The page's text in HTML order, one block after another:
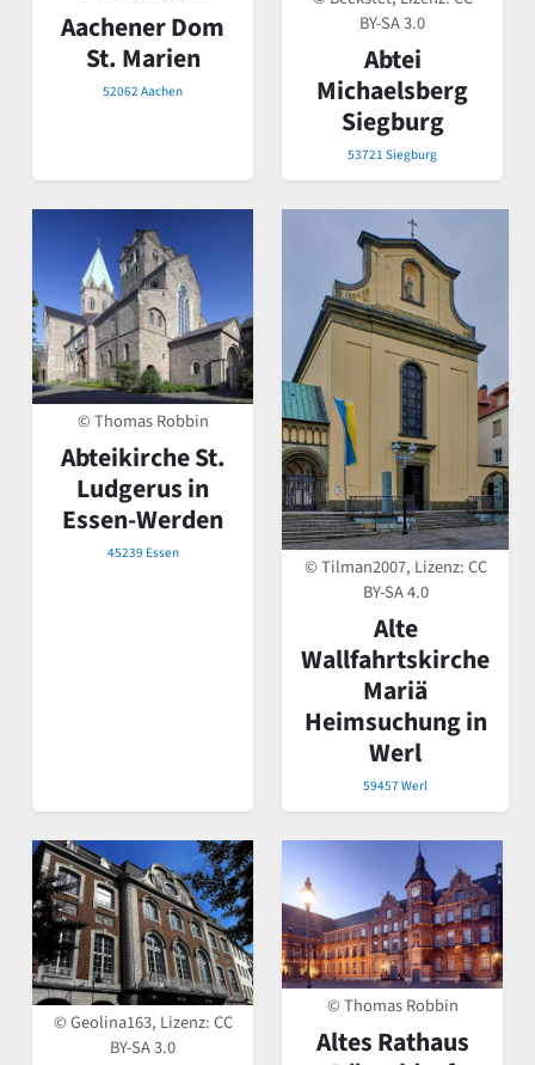
Aachener Dom
St. Marien
52062 Aachen
BY-SA 3.0
Abtei
Michaelsberg
Siegburg
53721 Siegburg
© Thomas Robbin
Abteikirche St.
Ludgerus in
Essen-Werden
45239 Essen
© Tilman2007, Lizenz:CC
BY-SA 4.0
Alte
Wallfahrtskirche
Mariä
Heimsuchung in
Werl
59457 Werl
© Geolina163, Lizenz:CC
BY-SA 3.0
© Thomas Robbin
Altes Rathaus